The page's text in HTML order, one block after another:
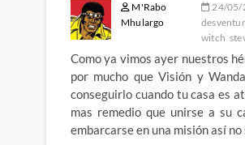
M'Rabo
Mhulargo
24/05/
witch
Como ya vimos ayer nuestros
por mucho que Visión y
conseguirlo cuando tu casa es
mas remedio que unirse a su
embarcarse en una misión así